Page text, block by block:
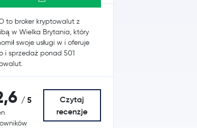
to broker kryptowalut z
w Wielka Brytania, który
swoje usługi w i oferuje
i sprzedaż ponad 501
/ 5
Czytaj
recenzje